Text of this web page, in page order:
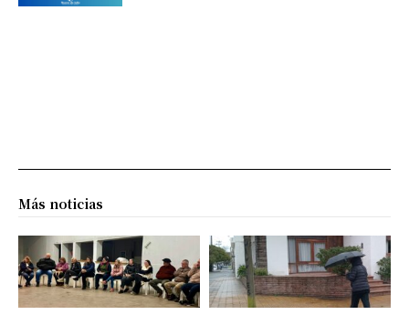
Más noticias